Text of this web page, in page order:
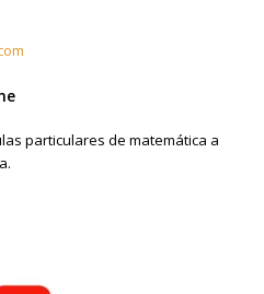
particulares de matemática a